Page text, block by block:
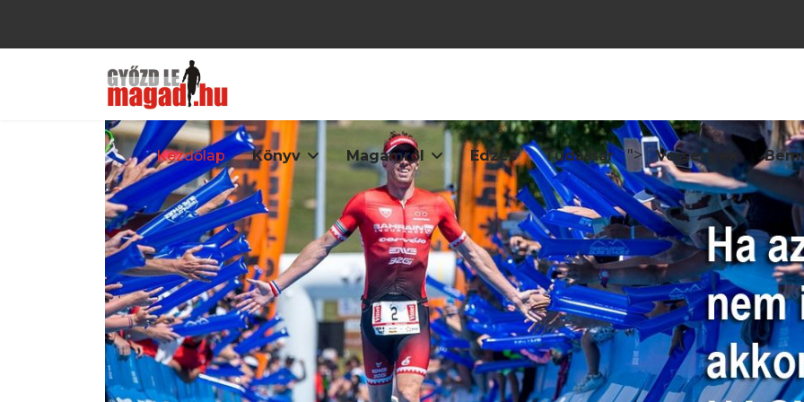
Kezdőlap Könyv Magamról Edzés Tudástár "> Versenyek